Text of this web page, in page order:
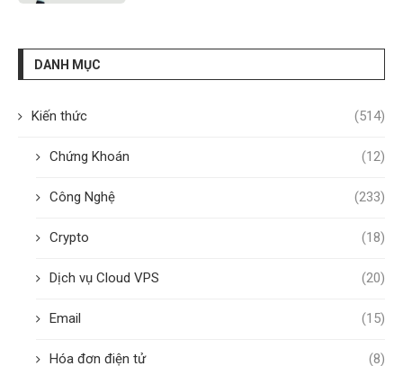
DANH MỤC
Kiến thức (514)
Chứng Khoán (12)
Công Nghệ (233)
Crypto (18)
Dịch vụ Cloud VPS (20)
Email (15)
Hóa đơn điện tử (8)